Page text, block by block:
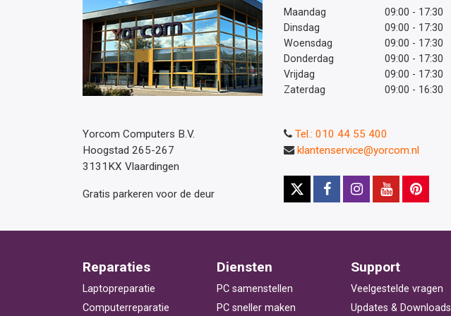
Maandag
09:00 - 17:30
Dinsdag
09:00 - 17:30
Woensdag
09:00 - 17:30
Donderdag
09:00 - 17:30
Vrijdag
09:00 - 17:30
Zaterdag
09:00 - 16:30
Yorcom Computers B.V.
Hoogstad 265-267
3131KX Vlaardingen
Gratis parkeren voor de deur
Tel.: 010 44 55 400
klantenservice@yorcom.nl
Reparaties
Laptopreparatie
Computerreparatie
Diensten
PC samenstellen
PC sneller maken
Support
Veelgestelde vragen
Updates & Downloads